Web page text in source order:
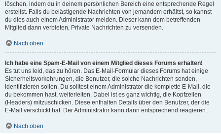
löschen, indem du in deinem persönlichen Bereich eine entsprechende Regel
erstellst. Falls du belästigende Nachrichten von jemandem erhältst, so kannst
du dies auch einem Administrator melden. Dieser kann dem betreffenden
Mitglied dann verbieten, Private Nachrichten zu versenden.
Nach oben
Ich habe eine Spam-E-Mail von einem Mitglied dieses Forums erhalten!
Es tut uns leid, das zu hören. Das E-Mail-Formular dieses Forums hat einige
Sicherheitsvorkehrungen, die Benutzer, die solche Nachrichten senden,
identifizieren sollen. Du solltest einem Administrator die komplette E-Mail, die
du bekommen hast, weiterleiten. Dabei ist es ganz wichtig, die Kopfzeilen
(Headers) mitzuschicken. Diese enthalten Details über den Benutzer, der die
E-Mail verschickt hat. Der Administrator kann dann entsprechend reagieren.
Nach oben